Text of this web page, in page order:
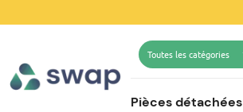
Toutes les catégories
Pièces détachées